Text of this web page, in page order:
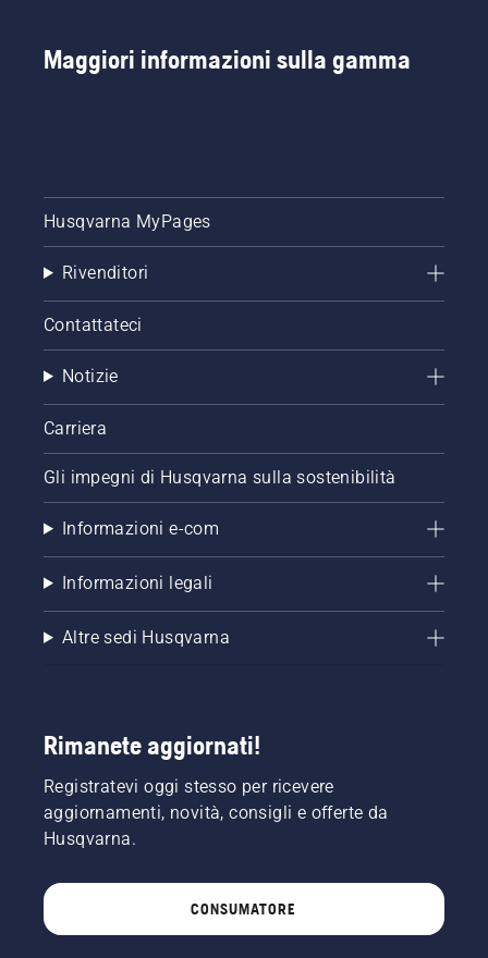
Maggiori informazioni sulla gamma
Husqvarna MyPages
Rivenditori
Contattateci
Notizie
Carriera
Gli impegni di Husqvarna sulla sostenibilità
Informazioni e-com
Informazioni legali
Altre sedi Husqvarna
Rimanete aggiornati!
Registratevi oggi stesso per ricevere
aggiornamenti, novità, consigli e offerte da
Husqvarna.
CONSUMATORE